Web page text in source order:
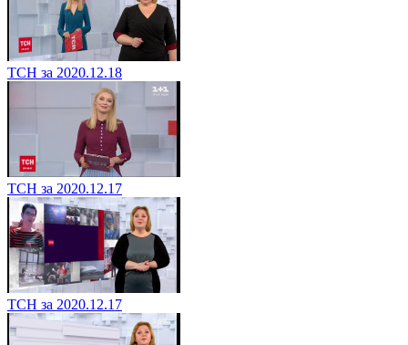
ТСН за 2020.12.18
ТСН за 2020.12.17
ТСН за 2020.12.17